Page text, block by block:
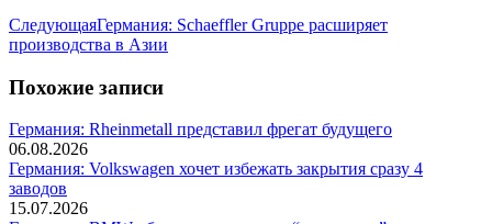
СледующаяСледующая
запись:
Германия: Schaeffler Gruppe расширяет
производства в Азии
Похожие записи
Германия: Rheinmetall представил фрегат будущего
06.08.2026
Германия: Volkswagen хочет избежать закрытия сразу 4
заводов
15.07.2026